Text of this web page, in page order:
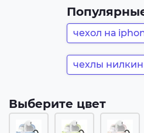
чехол на
чехлы нилкин
Выберите цвет